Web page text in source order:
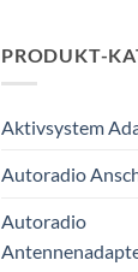
PRODUKT-
Aktivsystem
Autoradio
Autoradio